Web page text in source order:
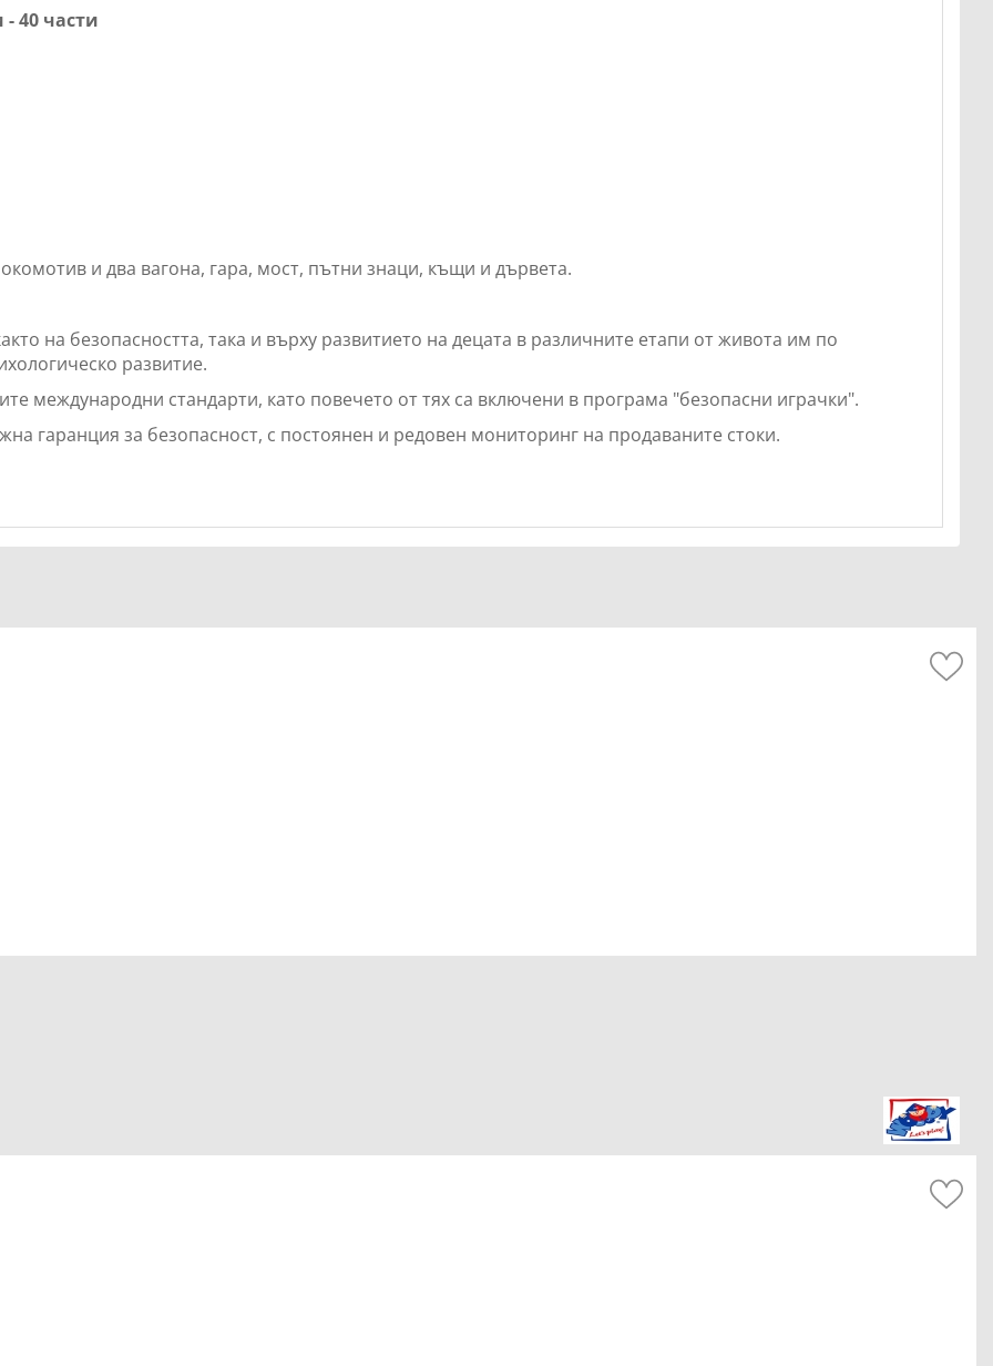
40 части
и два вагона, гара, мост, пътни знаци, къщи и дървета.
на безопасността, така и върху развитието на децата в различните етапи от живота им по
развитие.
международни стандарти, като повечето от тях са включени в програма "безопасни играчки".
гаранция за безопасност, с постоянен и редовен мониторинг на продаваните стоки.